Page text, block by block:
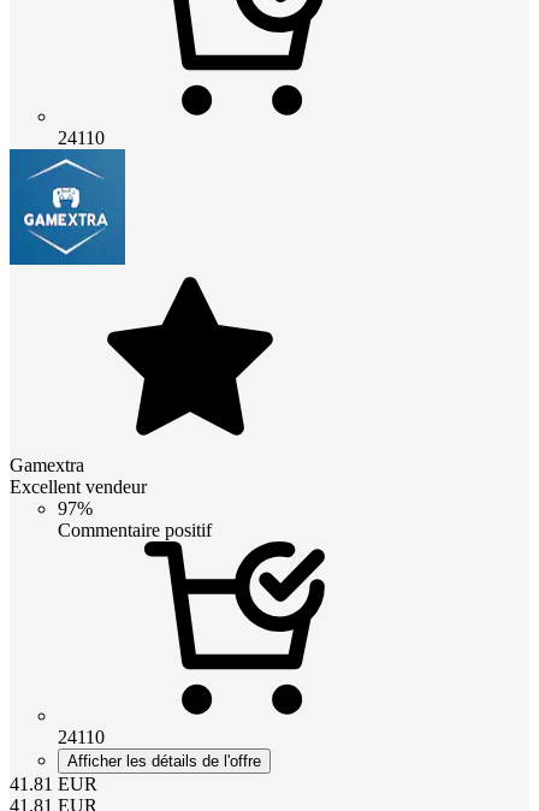
24110
Gamextra
Excellent vendeur
97%
Commentaire positif
24110
Afficher les détails de l'offre
41.81 EUR
41.81 EUR